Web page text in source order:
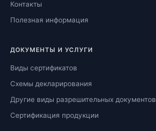
Контакты
Полезная информация
ДОКУМЕНТЫ И УСЛУГИ
Виды сертификатов
Схемы декларирования
Другие виды разрешительных документов
Сертификация продукции